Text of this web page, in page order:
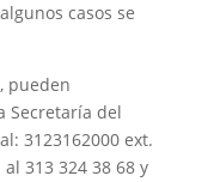
casos se
pueden
Secretaría del
3123162000 ext.
313 324 38 68 y